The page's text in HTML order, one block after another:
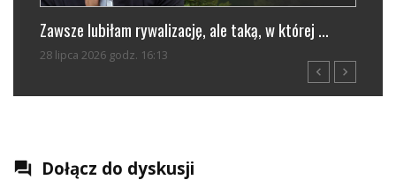
navigate_before
Zawsze lubiłam rywalizację, ale taką, w której ...
28 lipca 2026 godz. 16:13
navigate_next
question_answer Dołącz do dyskusji